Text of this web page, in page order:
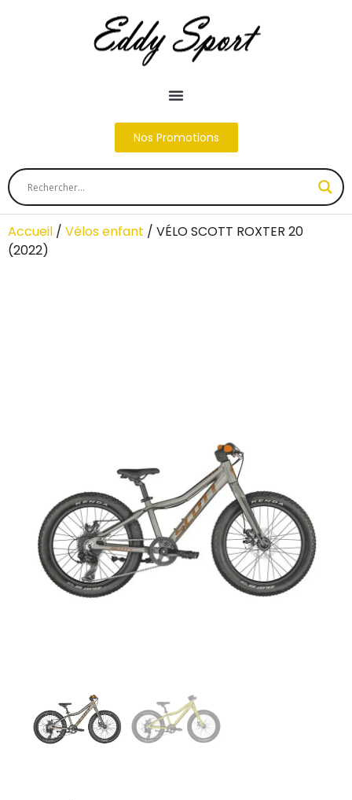
Nos Promotions
Accueil / Vélos enfant / VÉLO SCOTT ROXTER 20
(2022)